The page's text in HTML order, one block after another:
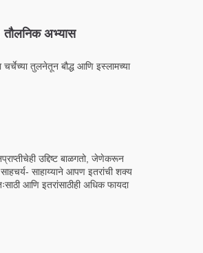
तौलनिक अभ्यास
तुलनेतून बौद्ध आणि इस्लामच्या
उद्दिष्ट बाळगतो, जेणेकरून
साहाय्याने आपण इतरांची शक्य
आणि इतरांसाठीही अधिक फायदा